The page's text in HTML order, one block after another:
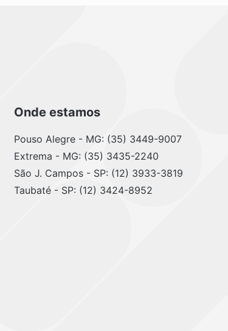
Onde estamos
Pouso Alegre - MG: (35) 3449-9007
Extrema - MG: (35) 3435-2240
São J. Campos - SP: (12) 3933-3819
Taubaté - SP: (12) 3424-8952